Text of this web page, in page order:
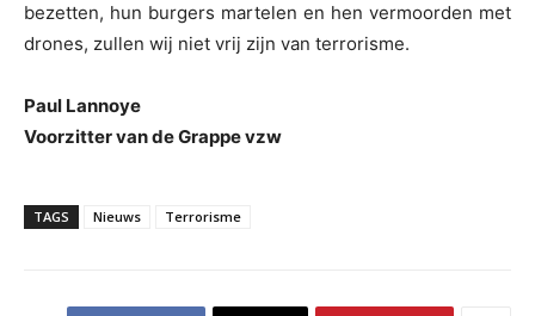
bezetten, hun burgers martelen en hen vermoorden met
drones, zullen wij niet vrij zijn van terrorisme.
Paul Lannoye
Voorzitter van de Grappe vzw
TAGS Nieuws Terrorisme